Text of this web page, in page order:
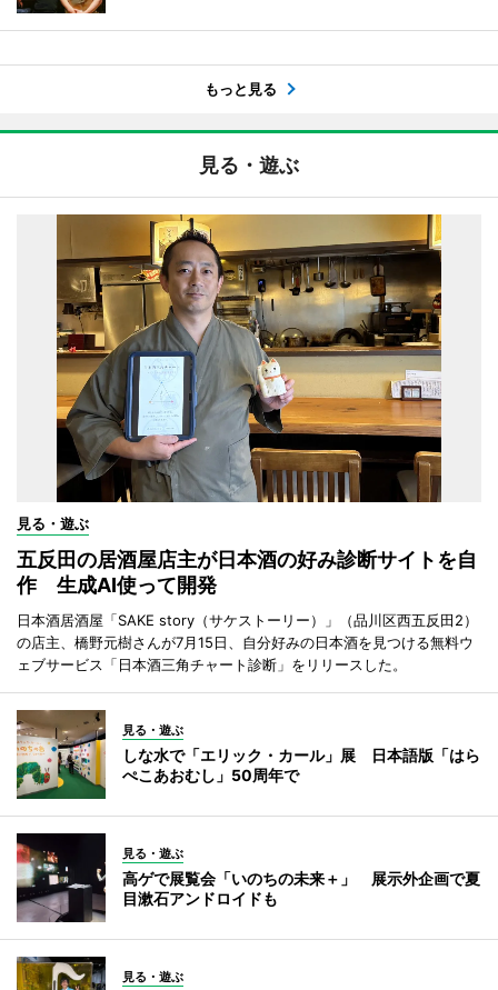
もっと見る
見る・遊ぶ
見る・遊ぶ
五反田の居酒屋店主が日本酒の好み診断サイトを自
作 生成AI使って開発
日本酒居酒屋「SAKE story（サケストーリー）」（品川区西五反田2）
の店主、橋野元樹さんが7月15日、自分好みの日本酒を見つける無料ウ
ェブサービス「日本酒三角チャート診断」をリリースした。
見る・遊ぶ
しな水で「エリック・カール」展 日本語版「はら
ぺこあおむし」50周年で
見る・遊ぶ
高ゲで展覧会「いのちの未来＋」 展示外企画で夏
目漱石アンドロイドも
見る・遊ぶ